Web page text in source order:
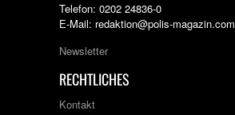
Telefon: 0202 24836-0
E-Mail: redaktion@polis-magazin.com
Newsletter
RECHTLICHES
Kontakt